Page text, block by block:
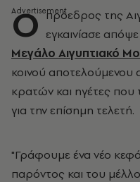
Ο πρόεδρος της
εγκαινίασε
Μεγάλο Αιγυπτιακό
κοινού αποτελούμενου
κρατών και ηγέτες
για την επίσημη τελετή.
"Γράφουμε ένα νέο
παρόντος και του